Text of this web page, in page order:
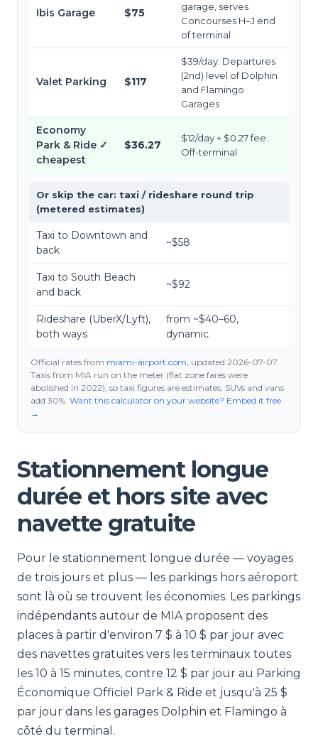
Ibis Garage $75
garage, serves
Concourses H–J end
of terminal
Valet Parking $117
$39/day. Departures
(2nd) level of Dolphin
and Flamingo
Garages
Economy
Park & Ride ✓
cheapest
$36.27
$12/day + $0.27 fee.
Off-terminal
Or skip the car: taxi / rideshare round trip
(metered estimates)
Taxi to Downtown and
back
~$58
Taxi to South Beach
and back
~$92
Rideshare (UberX/Lyft),
both ways
from ~$40–60,
dynamic
Official rates from miami-airport.com, updated 2026-07-07.
Taxis from MIA run on the meter (flat zone fares were
abolished in 2022), so taxi figures are estimates; SUVs and vans
add 30%. Want this calculator on your website? Embed it free
→
Stationnement longue
durée et hors site avec
navette gratuite
Pour le stationnement longue durée — voyages
de trois jours et plus — les parkings hors aéroport
sont là où se trouvent les économies. Les parkings
indépendants autour de MIA proposent des
places à partir d'environ 7 $ à 10 $ par jour avec
des navettes gratuites vers les terminaux toutes
les 10 à 15 minutes, contre 12 $ par jour au Parking
Économique Officiel Park & Ride et jusqu'à 25 $
par jour dans les garages Dolphin et Flamingo à
côté du terminal.